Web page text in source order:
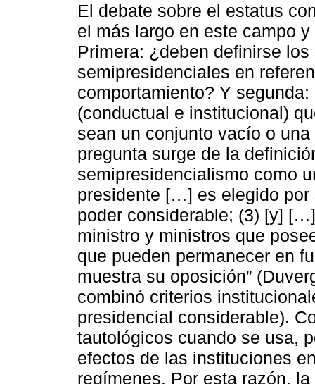
El debate sobre el estatus
el más largo en este campo
Primera: ¿deben definirse
semipresidenciales en
comportamiento? Y
(conductual e institucional)
sean un conjunto vacío o
pregunta surge de la
semipresidencialismo como
presidente […] es elegido
poder considerable; (3) [y]
ministro y ministros que
que pueden permanecer en
muestra su oposición”
combinó criterios
presidencial considerable).
tautológicos cuando se usa,
efectos de las instituciones
regímenes. Por esta razón,